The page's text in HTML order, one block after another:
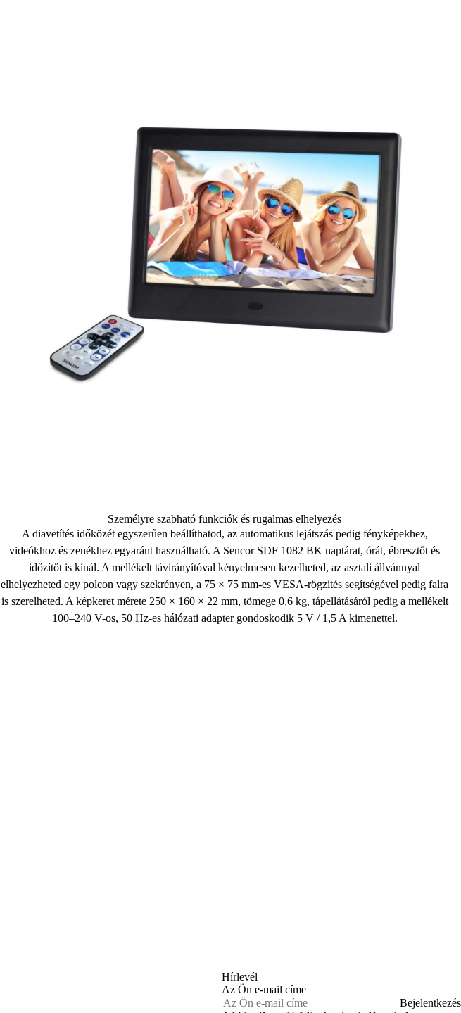
Személyre szabható funkciók és rugalmas elhelyezés
A diavetítésidőközét egyszerűen beállíthatod, az automatikus lejátszás pedig fényképekhez,
videókhoz és zenékhez egyaránt használható. A Sencor SDF 1082 BK naptárat, órát, ébresztőt és
időzítőt is kínál. A mellékelt távirányítóval kényelmesen kezelheted, az asztali állvánnyal
elhelyezheted egy polcon vagy szekrényen, a 75 × 75 mm-es VESA-rögzítés segítségével pedig falra
is szerelheted. A képkeret mérete 250 × 160 × 22 mm, tömege 0,6 kg, tápellátásáról pedig a mellékelt
100–240 V-os, 50 Hz-es hálózati adapter gondoskodik 5 V / 1,5 A kimenettel.
Hírlevél
Az Ön e-mail címe
Bejelentkezés